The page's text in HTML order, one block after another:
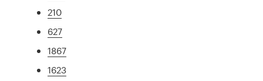
210
627
1867
1623